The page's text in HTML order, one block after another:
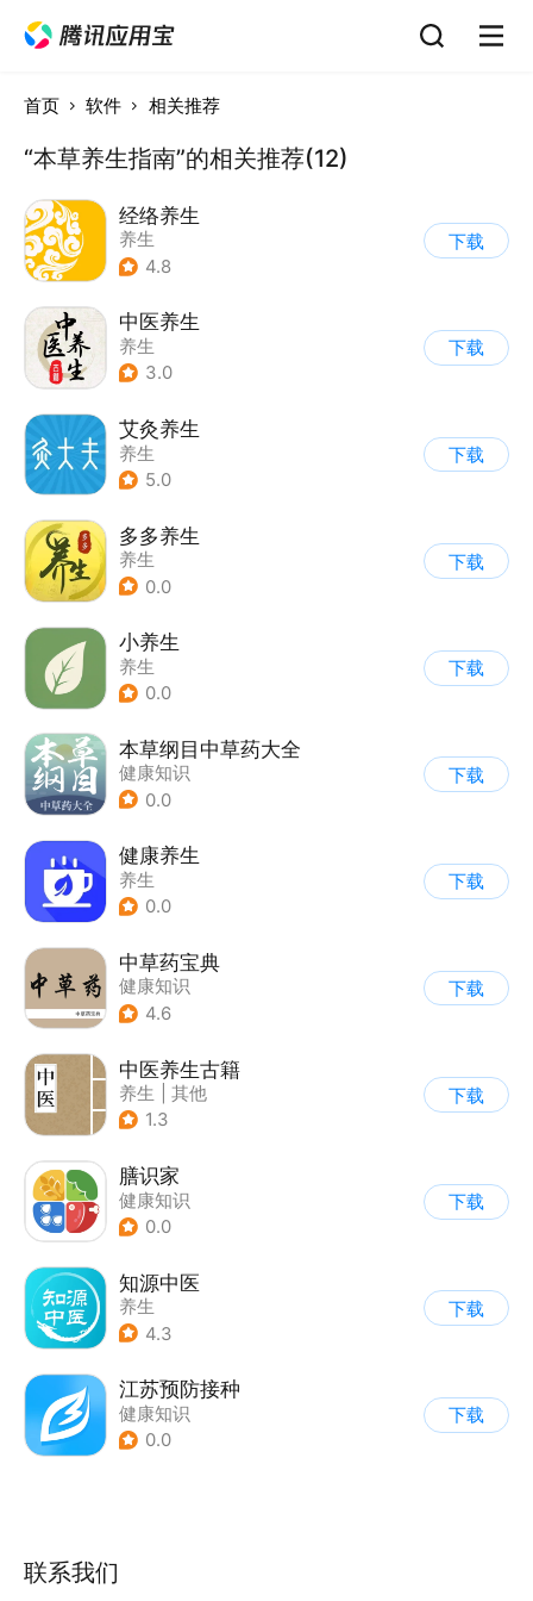
首页 软件 相关推荐
“本草养生指南”的相关推荐(12)
经络养生
养生
4.8
下载
中医养生
养生
3.0
下载
艾灸养生
养生
5.0
下载
多多养生
养生
0.0
下载
小养生
养生
0.0
下载
本草纲目中草药大全
健康知识
0.0
下载
健康养生
养生
0.0
下载
中草药宝典
健康知识
4.6
下载
中医养生古籍
养生
其他
1.3
下载
膳识家
健康知识
0.0
下载
知源中医
养生
4.3
下载
江苏预防接种
健康知识
0.0
下载
联系我们